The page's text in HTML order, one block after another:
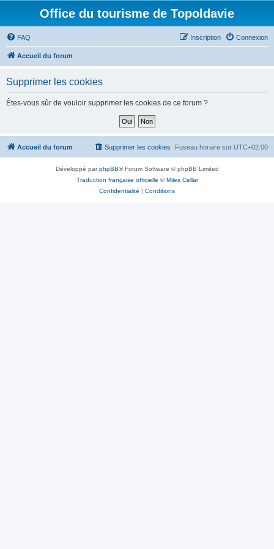
Office du tourisme de Topoldavie
FAQ Connexion
Inscription
Accueil du forum
Supprimer les cookies
Êtes-vous sûr de vouloir supprimer les cookies de ce forum ?
Accueil du forum Fuseau horaire sur UTC+02:00
Supprimer les cookies
Développé parphpBB® Forum Software © phpBB Limited
Traduction française officielle ©Miles Cellar
Confidentialité | Conditions